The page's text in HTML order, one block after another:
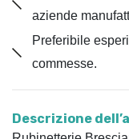
aziende
Preferibile
commesse.
Descrizione